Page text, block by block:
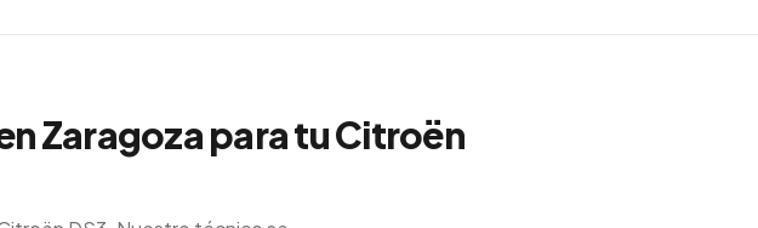
Zaragoza para tu Citroën